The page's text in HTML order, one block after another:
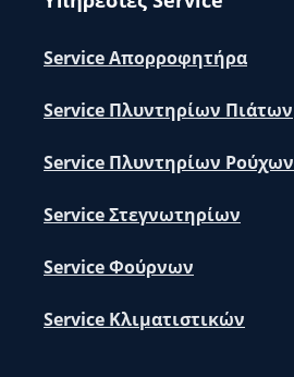
Service Απορροφητήρα
Service Πλυντηρίων Πιάτων
Service Πλυντηρίων Ρούχων
Service Στεγνωτηρίων
Service Φούρνων
Service Κλιματιστικών